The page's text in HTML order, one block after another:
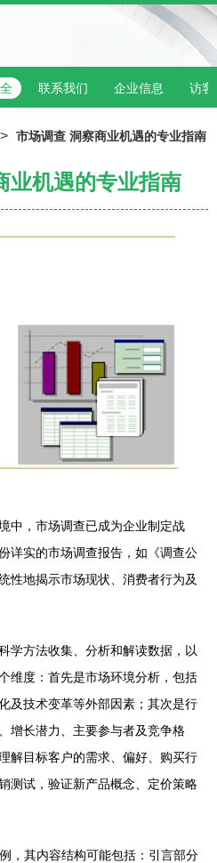
联系我们 企业信息 访客
> 市场调查 洞察商业机遇的专业指南
业机遇的专业指南
中，市场调查已成为企业制定战
详实的市场调查报告，如《调查公
性地揭示市场现状、消费者行为及
学方法收集、分析和解读数据，以
维度：首先是市场环境分析，包括
及技术变革等外部因素；其次是行
增长潜力、主要参与者及竞争格
解目标客户的需求、偏好、购买行
测试，验证新产品概念、定价策略
，其内容结构可能包括：引言部分